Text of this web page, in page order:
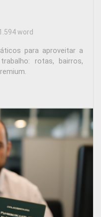
word
para aproveitar a
rotas, bairros,